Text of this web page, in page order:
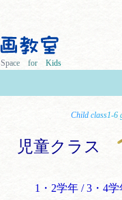
Space for Kids
Child class1-6
児童クラス
1・2学年 / 3・4